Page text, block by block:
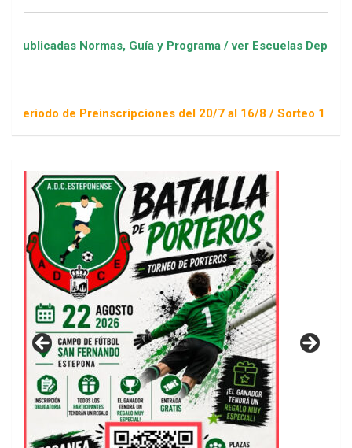
Normas, Guía y Programa / ver Escuelas Deportivas
Preinscripciones del 20/7 al 16/8 / Sorteo 1 de septiembre